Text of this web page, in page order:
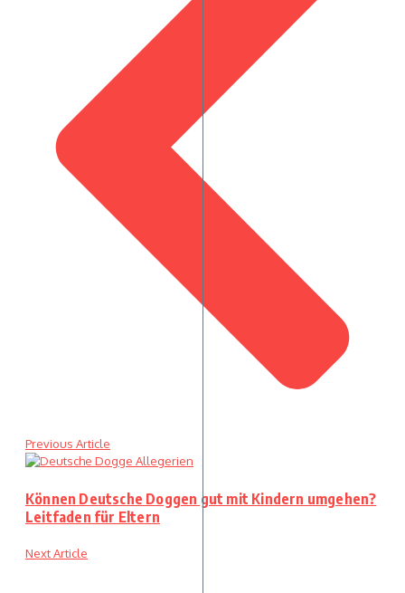
Previous Article
Können Deutsche Doggen gut mit Kindern umgehen?
Leitfaden für Eltern
Next Article